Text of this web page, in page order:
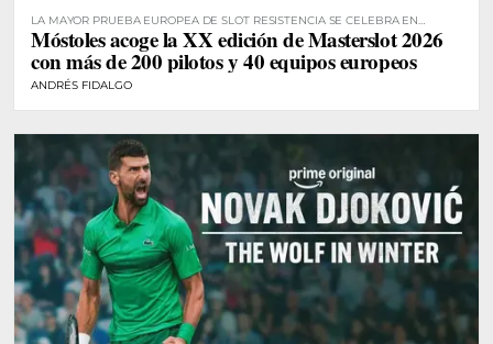
LA MAYOR PRUEBA EUROPEA DE SLOT RESISTENCIA SE CELEBRA EN
MÓSTOLES
Móstoles acoge la XX edición de Masterslot 2026
con más de 200 pilotos y 40 equipos europeos
ANDRÉS FIDALGO